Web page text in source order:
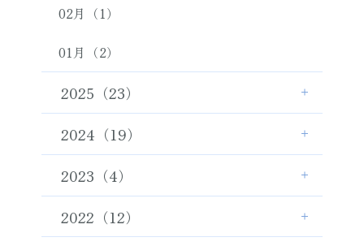
02月（1）
01月（2）
2025（23）
2024（19）
2023（4）
2022（12）